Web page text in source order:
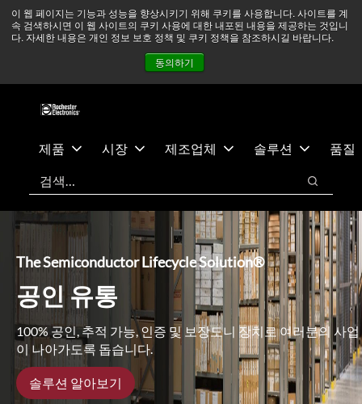
이 웹 페이지는 기능과 성능을 향상시키기 위해 쿠키를 사용합니다. 사이트를 계
속 검색하시면 이 웹 사이트의 쿠키 사용에 대한 내포된 내용을 제공하는 것입니
다. 자세한 내용은 개인 정보 보호 정책 및 쿠키 정책을 참조하시길 바랍니다.
동의하기
츠
건
중동 지역 상황을 지속적으로 주시하고 있으며, 모든 서비스는
정상적으로 운영되고 있습니다. 더 읽어보기 →
뉴스
문의하기
제품 시장 제조업체 솔루션
품질
검색
검색
The Semiconductor Lifecycle Solution®
공인 유통
100% 공인, 추적 가능, 인증 및 보장도니 장치로 여러분의 사업
이 나아가도록 돕습니다.
솔루션 알아보기